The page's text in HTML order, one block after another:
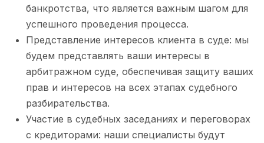
банкротства, что является важным шагом для
успешного проведения процесса.
Представление интересов клиента в суде: мы
будем представлять ваши интересы в
арбитражном суде, обеспечивая защиту ваших
прав и интересов на всех этапах судебного
разбирательства.
Участие в судебных заседаниях и переговорах
с кредиторами: наши специалисты будут